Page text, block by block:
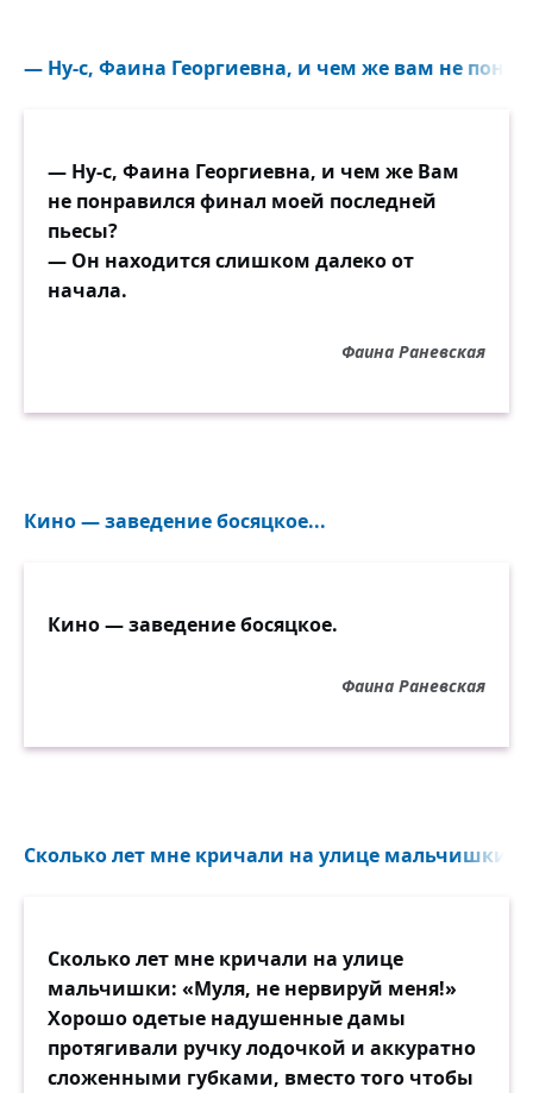
— Ну-с, Фаина Георгиевна, и чем же вам не
— Ну-с, Фаина Георгиевна, и чем же Вам
не понравился финал моей последней
пьесы?
— Он находится слишком далеко от
начала.
Фаина Раневская
Кино — заведение босяцкое...
Кино — заведение босяцкое.
Фаина Раневская
Сколько лет мне кричали на улице мальчишки:
Сколько лет мне кричали на улице
мальчишки: «Муля, не нервируй меня!»
Хорошо одетые надушенные дамы
протягивали ручку лодочкой и аккуратно
сложенными губками, вместо того чтобы